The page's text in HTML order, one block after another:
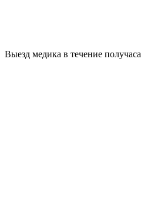
Выезд медика в течение получаса